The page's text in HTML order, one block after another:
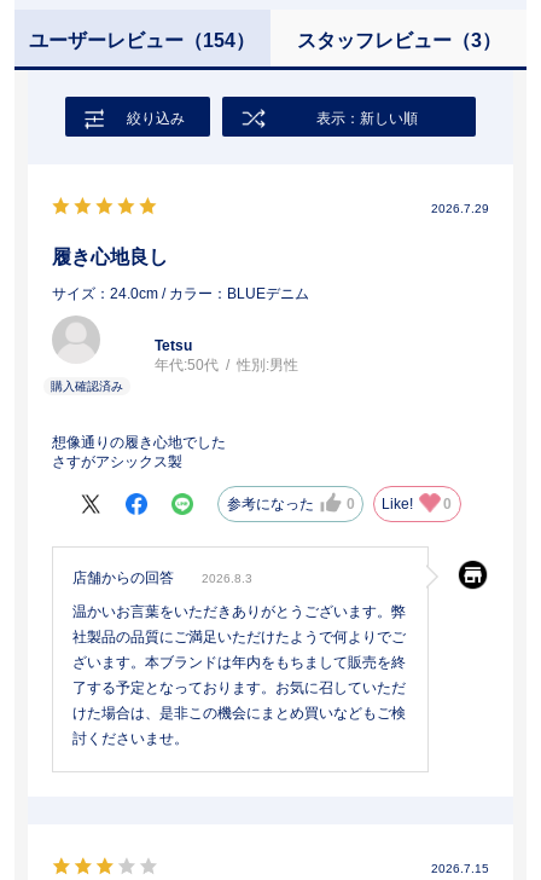
ユーザーレビュー （154） スタッフレビュー（3）
絞り込み 表示：新しい順
2026.7.29
履き心地良し
サイズ：24.0cm / カラー：BLUEデニム
Tetsu
年代:50代 性別:男性
想像通りの履き心地でした
さすがアシックス製
参考になった 0 Like! 0
店舗からの回答 2026.8.3
温かいお言葉をいただきありがとうございます。弊
社製品の品質にご満足いただけたようで何よりでご
ざいます。本ブランドは年内をもちまして販売を終
了する予定となっております。お気に召していただ
けた場合は、是非この機会にまとめ買いなどもご検
討くださいませ。
2026.7.15